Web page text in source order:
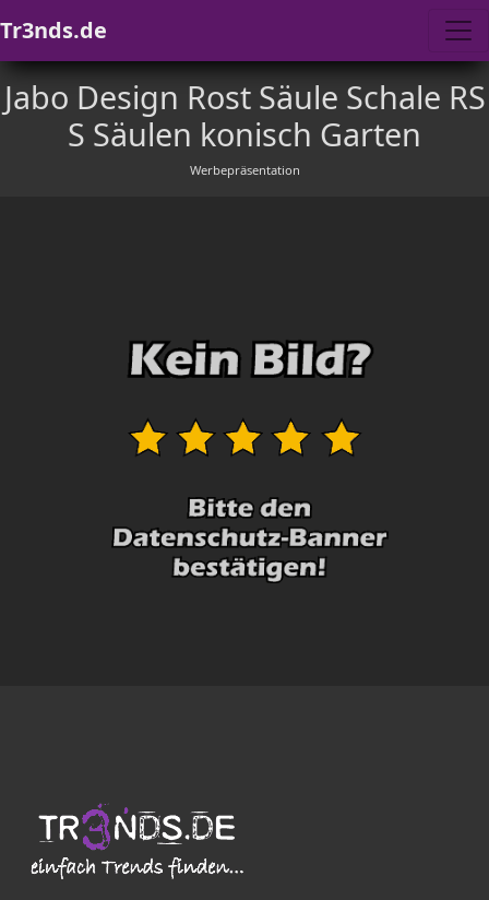
Tr3nds.de
Jabo Design Rost Säule Schale RS
S Säulen konisch Garten
Werbepräsentation